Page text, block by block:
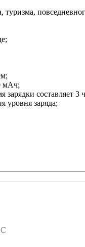
мАч;
зарядки составляет 3
уровня заряда;